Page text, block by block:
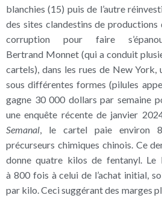
blanchies (15) puis de l’autre
des sites clandestins de
corruption pour faire
Bertrand Monnet (qui a conduit
cartels), dans les rues de New York,
sous différentes formes (pilules
gagne 30 000 dollars par semaine
une enquête récente de janvier
Semanal, le cartel paie environ
précurseurs chimiques chinois. Ce
donne quatre kilos de fentanyl. Le
à 800 fois à celui de l’achat initial,
par kilo. Ceci suggérant des marges